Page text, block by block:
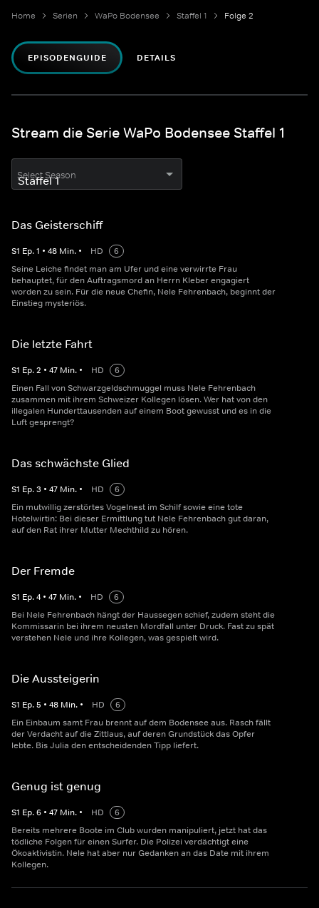
Home Serien WaPo Bodensee Staffel 1 Folge 2
EPISODENGUIDE DETAILS
Stream die Serie WaPo Bodensee Staffel 1
Select Season
Das Geisterschiff
S1 Ep.1 • 48 Min. • HD
6
Seine Leiche findet man am Ufer und eine verwirrte Frau
behauptet, für den Auftragsmord an Herrn Kleber engagiert
worden zu sein. Für die neue Chefin, Nele Fehrenbach, beginnt der
Einstieg mysteriös.
Die letzte Fahrt
S1 Ep.2 • 47 Min. • HD
6
Einen Fall von Schwarzgeldschmuggel muss Nele Fehrenbach
zusammen mit ihrem Schweizer Kollegen lösen. Wer hat von den
illegalen Hunderttausenden auf einem Boot gewusst und es in die
Luft gesprengt?
Das schwächste Glied
S1 Ep.3 • 47 Min. • HD
6
Ein mutwillig zerstörtes Vogelnest im Schilf sowie eine tote
Hotelwirtin: Bei dieser Ermittlung tut Nele Fehrenbach gut daran,
auf den Rat ihrer Mutter Mechthild zu hören.
Der Fremde
S1 Ep.4 • 47 Min. • HD
6
Bei Nele Fehrenbach hängt der Haussegen schief, zudem steht die
Kommissarin bei ihrem neusten Mordfall unter Druck. Fast zu spät
verstehen Nele und ihre Kollegen, was gespielt wird.
Die Aussteigerin
S1 Ep.5 • 48 Min. • HD
6
Ein Einbaum samt Frau brennt auf dem Bodensee aus. Rasch fällt
der Verdacht auf die Zittlaus, auf deren Grundstück das Opfer
lebte. Bis Julia den entscheidenden Tipp liefert.
Genug ist genug
S1 Ep.6 • 47 Min. • HD
6
Bereits mehrere Boote im Club wurden manipuliert, jetzt hat das
tödliche Folgen für einen Surfer. Die Polizei verdächtigt eine
Ökoaktivistin. Nele hat aber nur Gedanken an das Date mit ihrem
Kollegen.